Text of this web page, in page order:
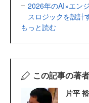
2026年のAI×エン
スロジックを設計
もっと読む
この記事の著者
片平